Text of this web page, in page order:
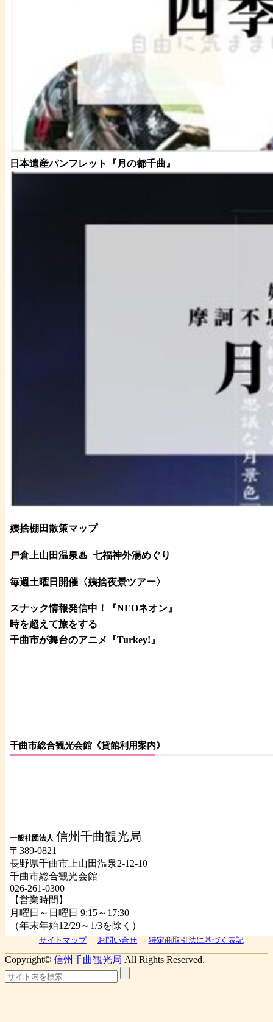
日本遺産パンフレット 『月の都千曲 』
姨捨棚田散策マップ
戸倉上山田温泉♨ 七福神外湯めぐり
毎週土曜日開催〈姨捨夜景ツアー〉
スナック情報発信中！『NEOネオン』
時を超えて旅をする
千曲市が舞台のアニメ『Turkey!』
千曲市総合観光会館《貸館利用案内》
一般社団法人 信州千曲観光局
〒389-0821
長野県千曲市上山田温泉2-12-10
千曲市総合観光会館
026-261-0300
【営業時間】
月曜日～日曜日 9:15～17:30
（年末年始12/29～1/3を除く）
サイトマップ お問い合せ 特定商取引法に基づく表記
Copyright© 信州千曲観光局 All Rights Reserved.